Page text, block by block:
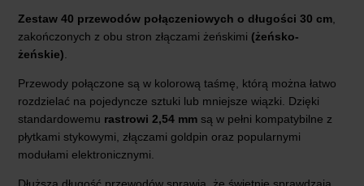
Zestaw 40 przewodów połączeniowych o długości 30 cm,
zakończonych z obu stron złączami żeńskimi (żeńsko-
żeńskie).
Przewody połączone są w kolorową taśmę, którą można łatwo
rozdzielać na pojedyncze sztuki lub mniejsze wiązki. Dzięki
standardowemu rastrowi 2,54 mm są w pełni kompatybilne z
płytkami stykowymi, złączami goldpin oraz popularnymi
modułami elektronicznymi.